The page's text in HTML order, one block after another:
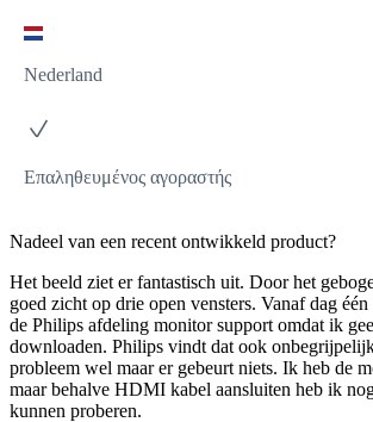
Nederland
Επαληθευμένος αγοραστής
Nadeel van een recent ontwikkeld product?
Het beeld ziet er fantastisch uit. Door het
goed zicht op drie open vensters. Vanaf dag
de Philips afdeling monitor support omdat ik
downloaden. Philips vindt dat ook
probleem wel maar er gebeurt niets. Ik heb de
maar behalve HDMI kabel aansluiten heb ik
kunnen proberen.